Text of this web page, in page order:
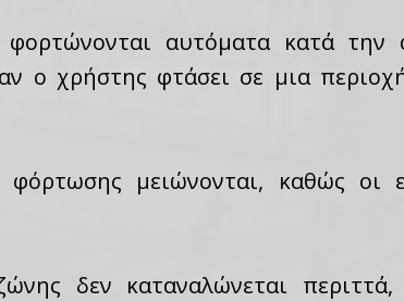
αυτόματα κατά την
ο χρήστης φτάσει σε μια
φόρτωσης μειώνονται, καθώς οι
δεν καταναλώνεται περιττά,